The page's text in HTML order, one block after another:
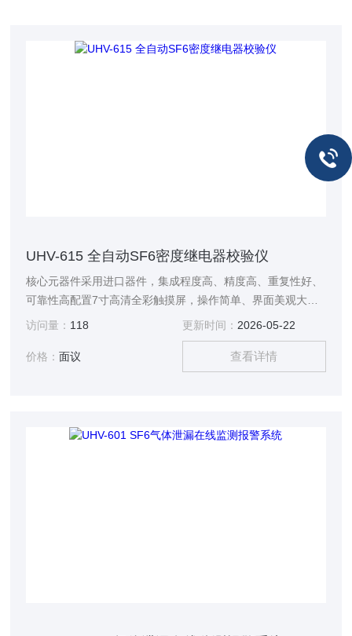
UHV-615 全自动SF6密度继电器校验仪
核心元器件采用进口器件，集成程度高、精度高、重复性好、
可靠性高配置7寸高清全彩触摸屏，操作简单、界面美观大容
量锂电池供电，无需接入交流电
访问量： 118 更新时间： 2026-05-22
价格：面议 查看详情